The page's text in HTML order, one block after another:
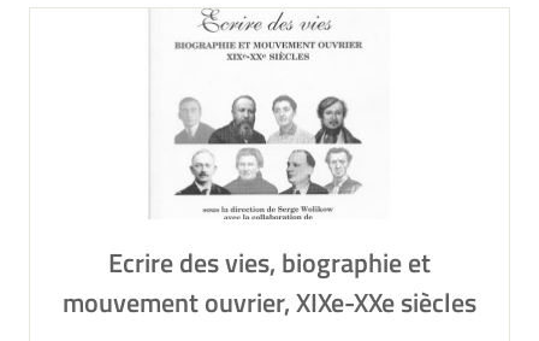
Ecrire des vies, biographie et
mouvement ouvrier, XIXe-XXe siècles